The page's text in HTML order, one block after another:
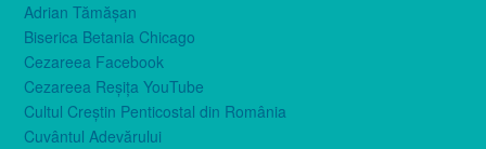
Adrian Tămăşan
Biserica Betania Chicago
Cezareea Facebook
Cezareea Reşiţa YouTube
Cultul Creştin Penticostal din România
Cuvântul Adevărului